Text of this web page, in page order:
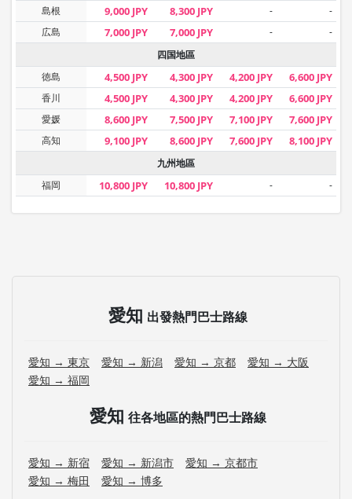
島根
9,000 JPY 8,300 JPY -
-
広島
7,000 JPY 7,000 JPY -
-
四国地區
徳島
4,500 JPY 4,300 JPY 4,200 JPY 6,600 JPY
香川 4,500 JPY 4,300 JPY 4,200 JPY 6,600 JPY
愛媛 8,600 JPY 7,500 JPY 7,100 JPY 7,600 JPY
高知 9,100 JPY 8,600 JPY 7,600 JPY 8,100 JPY
九州地區
福岡
10,800 JPY 10,800 JPY - -
愛知 出發熱門巴士路線
愛知 → 東京 愛知 → 新潟 愛知 → 京都
愛知 → 大阪
愛知 → 福岡
愛知 往各地區的熱門巴士路線
愛知 → 新宿 愛知 → 新潟市
愛知 → 京都市
愛知 → 梅田
愛知 → 博多